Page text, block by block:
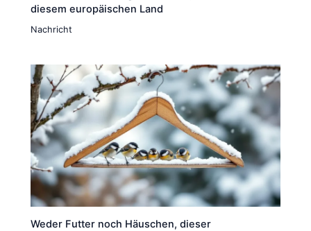
diesem europäischen Land
Nachricht
Weder Futter noch Häuschen, dieser